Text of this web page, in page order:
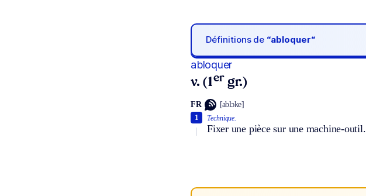
Définitions de “abloquer“
abloquer
v. (1er gr.)
FR [ablɔke]
Technique.
Fixer une pièce sur une machine-outil.
1